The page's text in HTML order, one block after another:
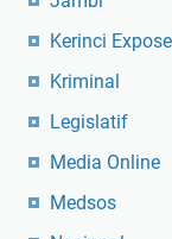
Kerinci
Kriminal
Legislatif
Media Online
Medsos